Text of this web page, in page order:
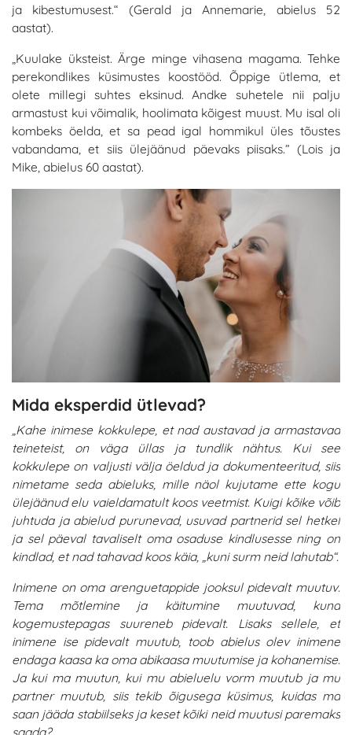
ja kibestumusest.“ (Gerald ja Annemarie, abielus 52
aastat).
„Kuulake üksteist. Ärge minge vihasena magama. Tehke
perekondlikes küsimustes koostööd. Õppige ütlema, et
olete millegi suhtes eksinud. Andke suhetele nii palju
armastust kui võimalik, hoolimata kõigest muust. Mu isal oli
kombeks öelda, et sa pead igal hommikul üles tõustes
vabandama, et siis ülejäänud päevaks piisaks.” (Lois ja
Mike, abielus 60 aastat).
Mida eksperdid ütlevad?
„Kahe inimese kokkulepe, et nad austavad ja armastavad
teineteist, on väga üllas ja tundlik nähtus. Kui see
kokkulepe on valjusti välja öeldud ja dokumenteeritud, siis
nimetame seda abieluks, mille näol kujutame ette kogu
ülejäänud elu vaieldamatult koos veetmist. Kuigi kõike võib
juhtuda ja abielud purunevad, usuvad partnerid sel hetkel
ja sel päeval tavaliselt oma osaduse kindlusesse ning on
kindlad, et nad tahavad koos käia, „kuni surm neid lahutab“.
Inimene on oma arenguetappide jooksul pidevalt muutuv.
Tema mõtlemine ja käitumine muutuvad, kuna
kogemustepagas suureneb pidevalt. Lisaks sellele, et
inimene ise pidevalt muutub, toob abielus olev inimene
endaga kaasa ka oma abikaasa muutumise ja kohanemise.
Ja kui ma muutun, kui mu abieluelu vorm muutub ja mu
partner muutub, siis tekib õigusega küsimus, kuidas ma
saan jääda stabiilseks ja keset kõiki neid muutusi paremaks
saada?